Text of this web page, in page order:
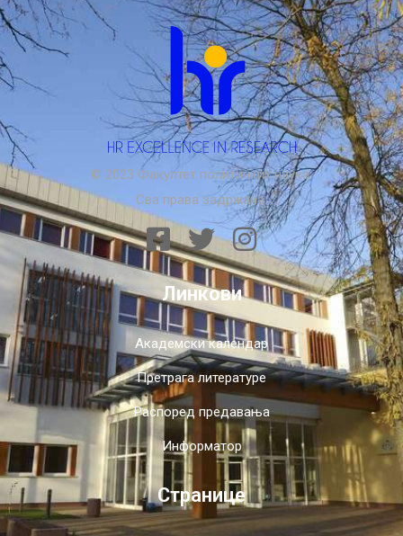
© 2023 Факултет политичких наука.
Сва права задржана.
Линкови
Академски календар
Претрага литературе
Распоред предавања
Информатор
Странице